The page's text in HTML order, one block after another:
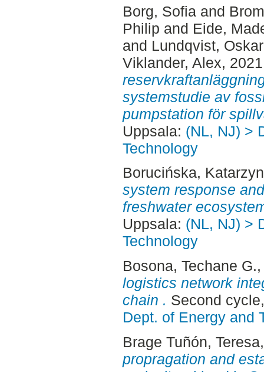
Borg, Sofia and
Philip and Eide,
and Lundqvist, Oskar
Viklander, Alex,
systemstudie av
pumpstation för
Uppsala: (NL, NJ) >
Technology
Borucińska,
system response
freshwater
Uppsala: (NL, NJ) >
Technology
Bosona, Techane G.
logistics network
chain . Second
Dept. of Energy and
Brage Tuñón, Teresa
propragation and